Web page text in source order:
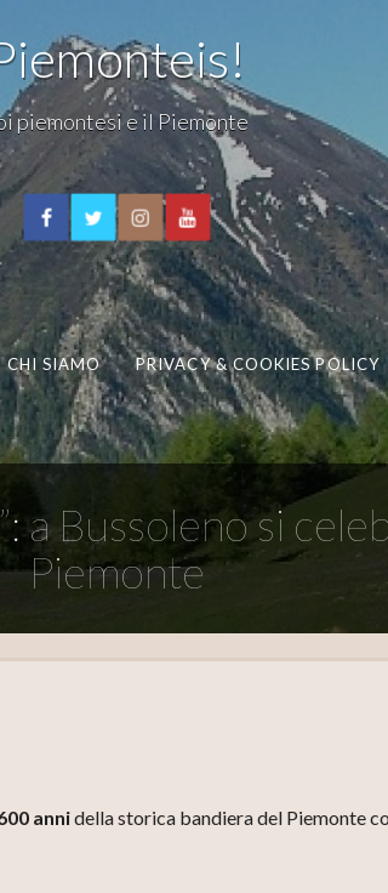
piemontesi e il Piemonte
CHI SIAMO PRIVACY & COOKIES POLICY
a Bussoleno si
Piemonte
annidella storica bandiera del Piemonte